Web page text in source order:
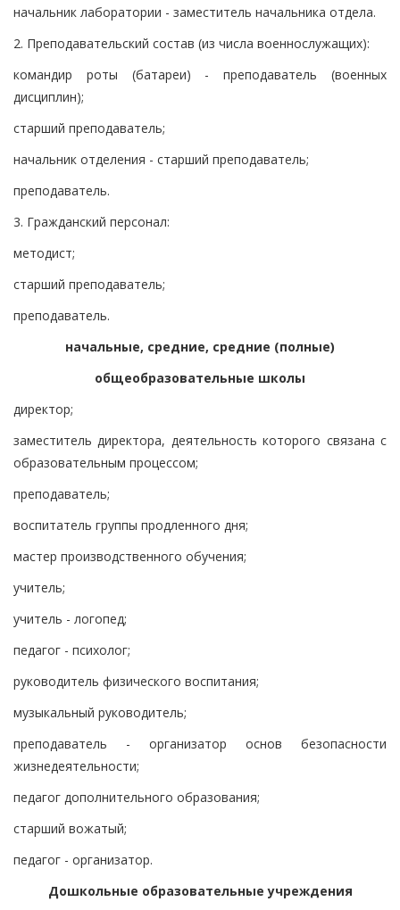
начальник лаборатории - заместитель начальника отдела.
2. Преподавательский состав (из числа военнослужащих):
командир роты (батареи) - преподаватель (военных
дисциплин);
старший преподаватель;
начальник отделения - старший преподаватель;
преподаватель.
3. Гражданский персонал:
методист;
старший преподаватель;
преподаватель.
начальные, средние, средние (полные)
общеобразовательные школы
директор;
заместитель директора, деятельность которого связана с
образовательным процессом;
преподаватель;
воспитатель группы продленного дня;
мастер производственного обучения;
учитель;
учитель - логопед;
педагог - психолог;
руководитель физического воспитания;
музыкальный руководитель;
преподаватель - организатор основ безопасности
жизнедеятельности;
педагог дополнительного образования;
старший вожатый;
педагог - организатор.
Дошкольные образовательные учреждения